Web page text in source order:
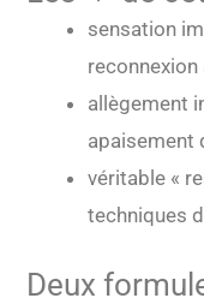
sensation
reconnexion
allègement
apaisement
véritable «
techniques
Deux